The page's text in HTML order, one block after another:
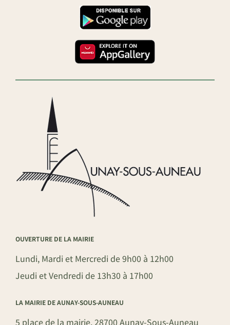
OUVERTURE DE LA MAIRIE
Lundi, Mardi et Mercredi de 9h00 à 12h00
Jeudi et Vendredi de 13h30 à 17h00
LA MAIRIE DE AUNAY-SOUS-AUNEAU
5 place de la mairie, 28700 Aunay-Sous-Auneau